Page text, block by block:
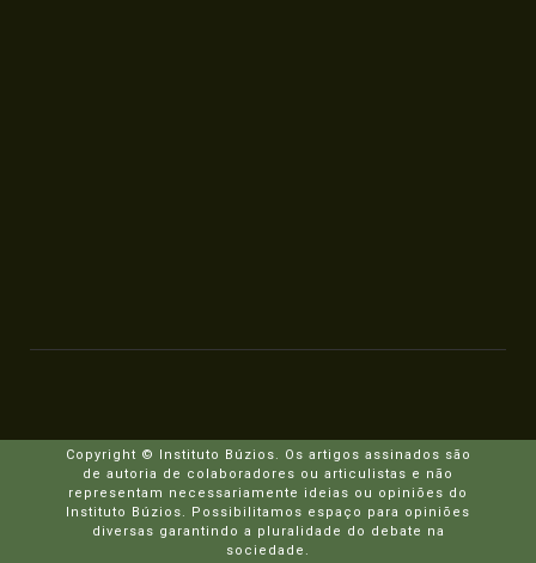
Copyright © Instituto Búzios. Os artigos assinados são
de autoria de colaboradores ou articulistas e não
representam necessariamente ideias ou opiniões do
Instituto Búzios. Possibilitamos espaço para opiniões
diversas garantindo a pluralidade do debate na
sociedade.